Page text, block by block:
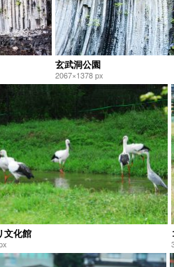
玄武洞公園
2067×1378 px
文化館